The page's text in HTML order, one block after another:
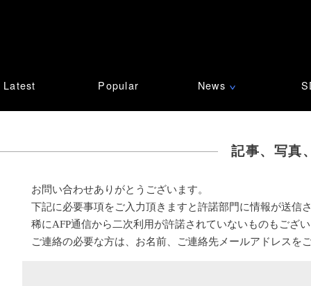
Latest Popular News ∨
記事、写真
お問い合わせありがとうございます。
下記に必要事項をご入力頂きますと許諾部門に情報が送信
稀にAFP通信から二次利用が許諾されていないものもござ
ご連絡の必要な方は、お名前、ご連絡先メールアドレスを